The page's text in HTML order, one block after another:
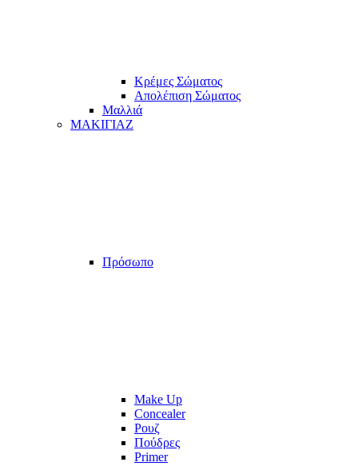
Κρέμες Σώματος
Απολέπιση Σώματος
Μαλλιά
ΜΑΚΙΓΙΑΖ
Πρόσωπο
Make Up
Concealer
Ρουζ
Πούδρες
Primer